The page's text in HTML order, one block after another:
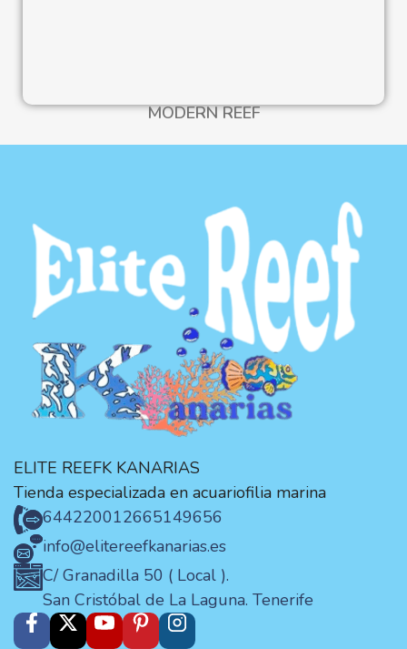
MODERN REEF
ELITE REEFK KANARIAS
Tienda especializada en acuariofilia marina
644220012665149656
info@elitereefkanarias.es
C/ Granadilla 50 ( Local ).
San Cristóbal de La Laguna. Tenerife